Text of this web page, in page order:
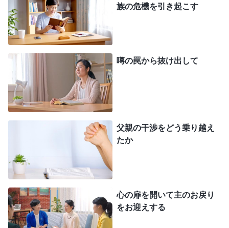
なたがたは、今このときに、サタンの欺きに満ちた
策略によって捕らえられたいのか。あなたがたは、
わたしの働きの最後の段階が完成する瞬間に、いの
ちを断たれたいのか。まことに、あなたがたは再び
わたしが寛容さを示すことを待っているのではある
まい。わたしを知ろうとすることが肝要だが、実践
に注意を注ぐことを怠ってはならない。わたしが直
接言葉によってあなたがたに識見を明らかにしてい
るのは、あなたがたがわたしの導きに従い、自分の
願望や意図をもつことをやめることができることを
願ってのことである。
」（『神の出現と働き』「全宇
宙への神の言葉、第六章」〔『言葉』第1巻〕）
それからリン兄はこうも話してくれました。
族の危機を引き起こす
噂の罠から抜け出して
父親の干渉をどう乗り越え
たか
心の扉を開いて主のお戻り
をお迎えする